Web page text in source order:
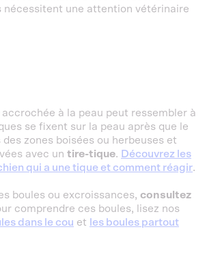
nécessitent une attention vétérinaire
à la peau peut ressembler à
se fixent sur la peau après que le
zones boisées ou herbeuses et
avec un tire-tique. Découvrez les
qui a une tique et comment réagir.
boules ou excroissances, consultez
comprendre ces boules, lisez nos
dans le cou et les boules partout